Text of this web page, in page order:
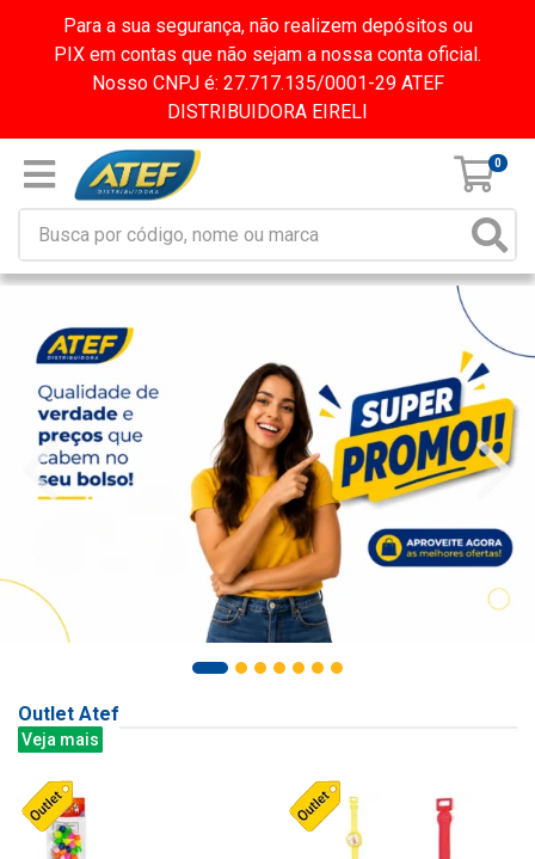
Para a sua segurança, não realizem depósitos ou
PIX em contas que não sejam a nossa conta oficial.
Nosso CNPJ é: 27.717.135/0001-29 ATEF
DISTRIBUIDORA EIRELI
0
Outlet Atef
Veja mais